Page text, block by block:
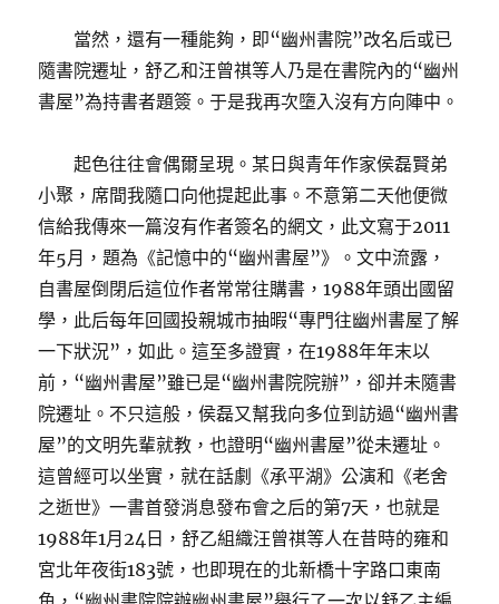
當然，還有一種能夠，即“幽州書院”改名后或已
隨書院遷址，舒乙和汪曾祺等人乃是在書院內的“幽州
書屋”為持書者題簽。于是我再次墮入沒有方向陣中。
起色往往會偶爾呈現。某日與青年作家侯磊賢弟
小聚，席間我隨口向他提起此事。不意第二天他便微
信給我傳來一篇沒有作者簽名的網文，此文寫于2011
年5月，題為《記憶中的“幽州書屋”》。文中流露，
自書屋倒閉后這位作者常常往購書，1988年頭出國留
學，此后每年回國投親城市抽暇“專門往幽州書屋了解
一下狀況”，如此。這至多證實，在1988年年末以
前，“幽州書屋”雖已是“幽州書院院辦”，卻并未隨書
院遷址。不只這般，侯磊又幫我向多位到訪過“幽州書
屋”的文明先輩就教，也證明“幽州書屋”從未遷址。
這曾經可以坐實，就在話劇《承平湖》公演和《老舍
之逝世》一書首發消息發布會之后的第7天，也就是
1988年1月24日，舒乙組織汪曾祺等人在昔時的雍和
宮北年夜街183號，也即現在的北新橋十字路口東南